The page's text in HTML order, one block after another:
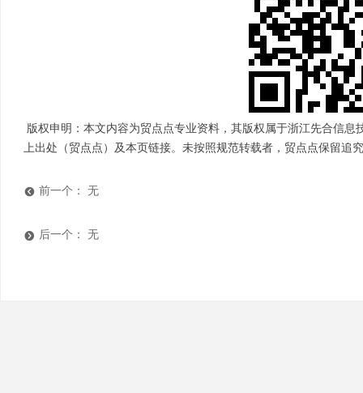
版权申明：本文内容为贸点点专业资料，其版权属于浙江先合信
上出处（贸点点）及本页链接。未按照规范转载者，贸点点保留追
뀸 前一个： 无
뀹 后一个： 无